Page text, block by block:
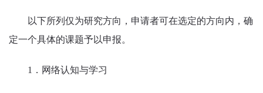
以下所列仅为研究方向，申请者可在选定的方向内，确
定一个具体的课题予以申报。
1．网络认知与学习